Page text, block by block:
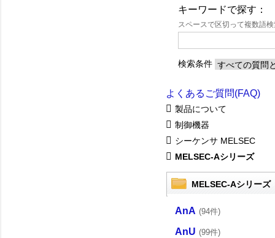
キーワードで探す：
スペースで区切って複数語
検索条件
よくあるご質問(FAQ)
製品について
制御機器
シーケンサ MELSEC
MELSEC-Aシリーズ
MELSEC-Aシリーズ
AnA (94件)
AnU (99件)